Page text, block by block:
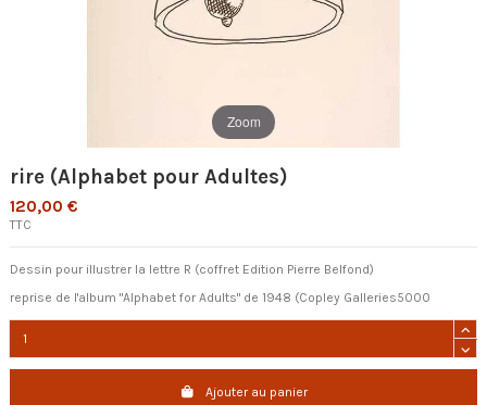
Zoom
rire (Alphabet pour Adultes)
120,00 €
TTC
Dessin pour illustrer la lettre R (coffret Edition Pierre Belfond)
reprise de l'album "Alphabet for Adults" de 1948 (Copley Galleries5000
Ajouter au panier